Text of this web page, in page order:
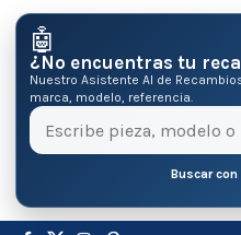
🤖
¿No encuentras tu
Nuestro Asistente AI de
marca, modelo, referencia.
Buscar